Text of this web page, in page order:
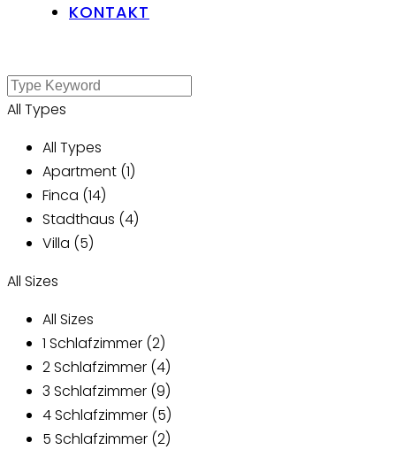
KONTAKT
All Types
All Types
Apartment (1)
Finca (14)
Stadthaus (4)
Villa (5)
All Sizes
All Sizes
1 Schlafzimmer (2)
2 Schlafzimmer (4)
3 Schlafzimmer (9)
4 Schlafzimmer (5)
5 Schlafzimmer (2)